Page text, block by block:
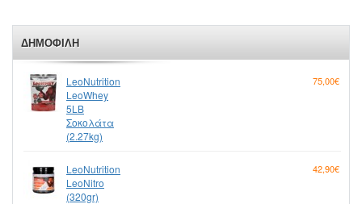
ΔΗΜΟΦΙΛΉ
LeoNutrition
LeoWhey
5LB
Σοκολάτα
(2.27kg)
75,00€
LeoNutrition
LeoNitro
(320gr)
42,90€